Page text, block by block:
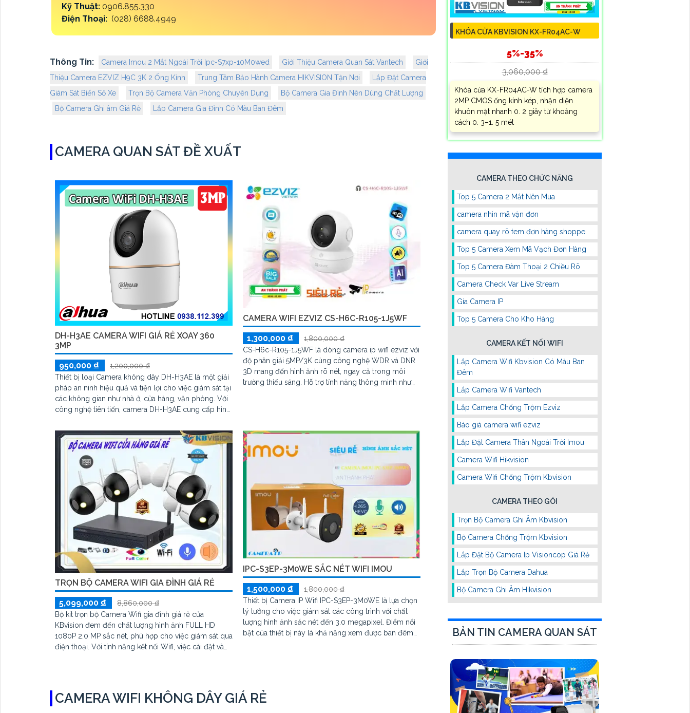
Kỹ Thuật: 0906.855.330
Điện Thoại: (028) 6688.4949
Thông Tin: Camera Imou 2 Mắt Ngoài Trời Ipc-S7xp-10M0wed Giới Thiệu Camera Quan Sát Vantech
Giới
Thiệu Camera EZVIZ H9C 3K 2 Ống Kính
Trung Tâm Bảo Hành Camera HIKVISION Tận Nơi
Lắp Đặt Camera
Giám Sát Biển Số Xe
Trọn Bộ Camera Văn Phòng Chuyên Dụng
Bộ Camera Gia Đình Nên Dùng Chất Lượng
Bộ Camera Ghi âm Giá Rẻ
Lắp Camera Gia Đình Có Màu Ban Đêm
CAMERA QUAN SÁT ĐỀ XUẤT
DH-H3AE CAMERA WIFI GIÁ RẺ XOAY 360
3MP
950,000 ₫
1,200,000 ₫
Thiết bị loại Camera không dây DH-H3AE là một giải
pháp an ninh hiệu quả và tiện lợi cho việc giám sát tại
các không gian như nhà ở, cửa hàng, văn phòng. Với
công nghệ tiên tiến, camera DH-H3AE cung cấp hình
giản và dễ dàng cài đặt. Thiết bị này còn có khả
năng xem qua điện thoại di động, ghi hình và lưu trữ
dữ liệu một cách an toàn và bảo mật
CAMERA WIFI EZVIZ CS-H6C-R105-1J5WF
1,300,000 ₫
1,800,000 ₫
CS-H6c-R105-1J5WF là dòng camera ip wifi ezviz với
độ phân giải 5MP/3K cùng công nghệ WDR và DNR
3D mang đến hình ảnh rõ nét, ngay cả trong môi
trường thiếu sáng. Hỗ trợ tính năng thông minh như
TRỌN BỘ CAMERA WIFI GIA ĐÌNH GIÁ RẺ
5,099,000 ₫
8,860,000 ₫
Bộ kit trọn bộ Camera Wifi gia đình giá rẻ của
KBvision đem đến chất lượng hình ảnh FULL HD
1080P 2.0 MP sắc nét, phù hợp cho việc giám sát qua
điện thoại. Với tính năng kết nối Wifi, việc cài đặt và
IPC-S3EP-3M0WE SẮC NÉT WIFI IMOU
1,500,000 ₫
1,800,000 ₫
Thiết bị Camera IP Wifi IPC-S3EP-3M0WE là lựa chọn
lý tưởng cho việc giám sát các công trình với chất
lượng hình ảnh sắc nét đến 3.0 megapixel. Điểm nổi
bật của thiết bị này là khả năng xem được ban đêm
CAMERA WIFI KHÔNG DÂY GIÁ RẺ
KHÓA CỬA KBVISION KX-FR04AC-W
5%-35%
3,060,000 ₫
Khóa cửa KX-FR04AC-W tích hợp camera
2MP CMOS ống kính kép, nhận diện
khuôn mặt nhanh 0. 2 giây từ khoảng
cách 0. 3–1. 5 mét
CAMERA THEO CHỨC NĂNG
Top 5 Camera 2 Mắt Nên Mua
camera nhìn mã vận đơn
camera quay rõ tem đơn hàng shoppe
Top 5 Camera Xem Mã Vạch Đơn Hàng
Top 5 Camera Đàm Thoại 2 Chiều Rõ
Camera Check Var Live Stream
Gía Camera IP
Top 5 Camera Cho Kho Hàng
CAMERA KẾT NỐI WIFI
Lắp Camera Wifi Kbvision Có Màu Ban
Đêm
Lắp Camera Wifi Vantech
Lắp Camera Chống Trộm Ezviz
Báo giá camera wifi ezviz
Lắp Đặt Camera Thân Ngoài Trời Imou
Camera Wifi Hikvision
Camera Wifi Chống Trộm Kbvision
CAMERA THEO GÓI
Trọn Bộ Camera Ghi Âm Kbvision
Bộ Camera Chống Trộm Kbvision
Lắp Đặt Bộ Camera Ip Visioncop Giá Rẻ
Lắp Trọn Bộ Camera Dahua
Bộ Camera Ghi Âm Hikvision
BẢN TIN CAMERA QUAN SÁT